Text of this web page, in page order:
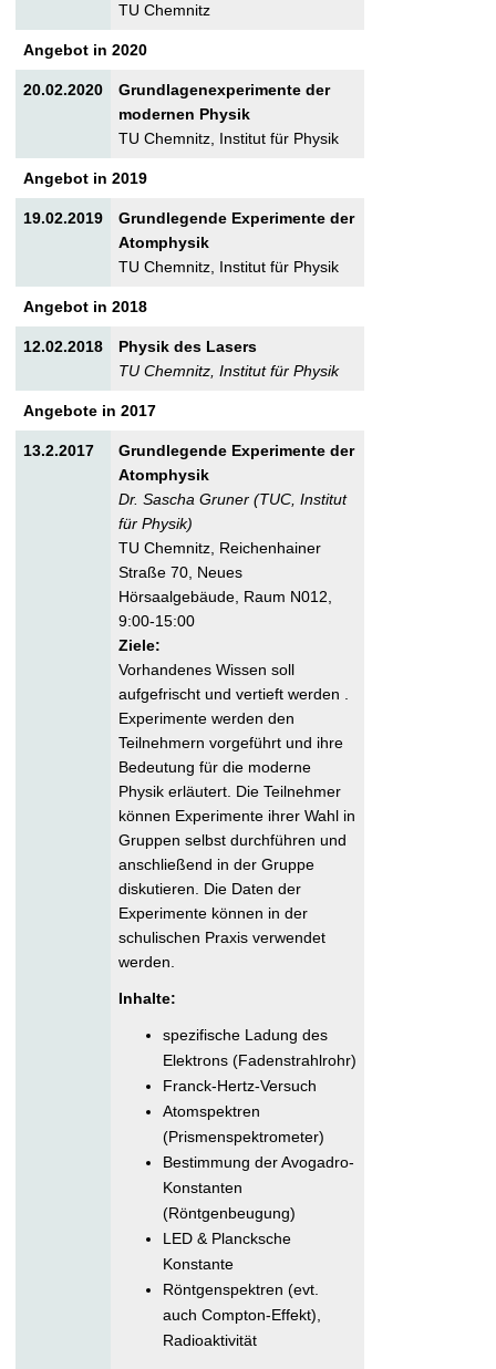
TU Chemnitz
Angebot in 2020
20.02.2020
Grundlagenexperimente der
modernen Physik
TU Chemnitz, Institut für Physik
Angebot in 2019
19.02.2019
Grundlegende Experimente der
Atomphysik
TU Chemnitz, Institut für Physik
Angebot in 2018
12.02.2018
Physik des Lasers
TU Chemnitz, Institut für Physik
Angebote in 2017
13.2.2017
Grundlegende Experimente der
Atomphysik
Dr. Sascha Gruner (TUC, Institut
für Physik)
TU Chemnitz, Reichenhainer
Straße 70, Neues
Hörsaalgebäude, Raum N012,
9:00-15:00
Ziele:
Vorhandenes Wissen soll
aufgefrischt und vertieft werden .
Experimente werden den
Teilnehmern vorgeführt und ihre
Bedeutung für die moderne
Physik erläutert. Die Teilnehmer
können Experimente ihrer Wahl in
Gruppen selbst durchführen und
anschließend in der Gruppe
diskutieren. Die Daten der
Experimente können in der
schulischen Praxis verwendet
werden.
Inhalte:
spezifische Ladung des
Elektrons (Fadenstrahlrohr)
Franck-Hertz-Versuch
Atomspektren
(Prismenspektrometer)
Bestimmung der Avogadro-
Konstanten
(Röntgenbeugung)
LED & Plancksche
Konstante
Röntgenspektren (evt.
auch Compton-Effekt),
Radioaktivität